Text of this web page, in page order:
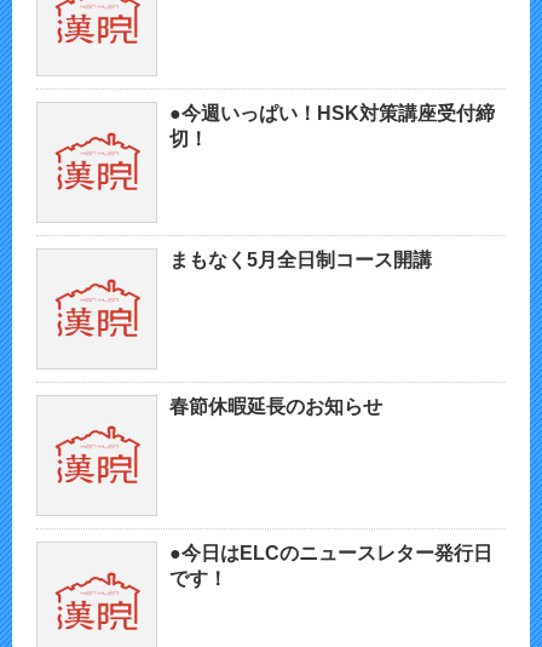
●今週いっぱい！HSK対策講座受付締
切！
まもなく5月全日制コース開講
春節休暇延長のお知らせ
●今日はELCのニュースレター発行日
です！